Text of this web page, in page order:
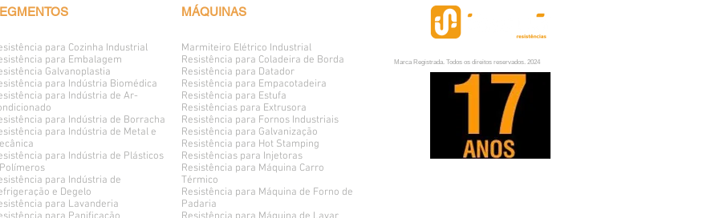
para Cozinha Industrial
para Embalagem
Galvanoplastia
para Indústria Biomédica
para Indústria de Ar-
para Indústria de Borracha
para Indústria de Metal e
para Indústria de Plásticos
para Indústria de
e Degelo
para Lavanderia
MÁQUINAS
Marmiteiro Elétrico Industrial
Resistência para Coladeira de Borda
Resistência para Datador
Resistência para Empacotadeira
Resistência para Estufa
Resistências para Extrusora
Resistência para Fornos Industriais
Resistência para Galvanização
Resistência para Hot Stamping
Resistências para Injetoras
Resistência para Máquina Carro
Térmico
Resistência para Máquina de Forno de
Padaria
Marca Registrada. Todos os direitos reservados. 2024